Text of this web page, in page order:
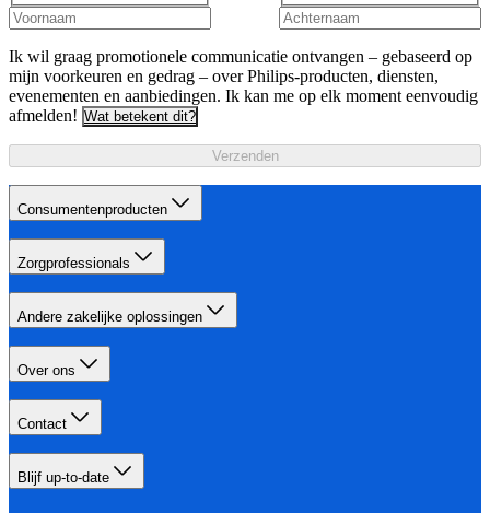
Ik wil graag promotionele communicatie ontvangen – gebaseerd op
mijn voorkeuren en gedrag – over Philips-producten, diensten,
evenementen en aanbiedingen. Ik kan me op elk moment eenvoudig
afmelden! Wat betekent dit?
Verzenden
Consumentenproducten
Zorgprofessionals
Andere zakelijke oplossingen
Over ons
Contact
Blijf up-to-date